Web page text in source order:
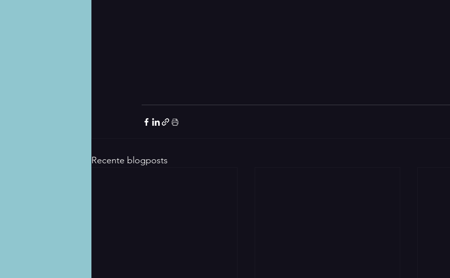
Recente blogposts